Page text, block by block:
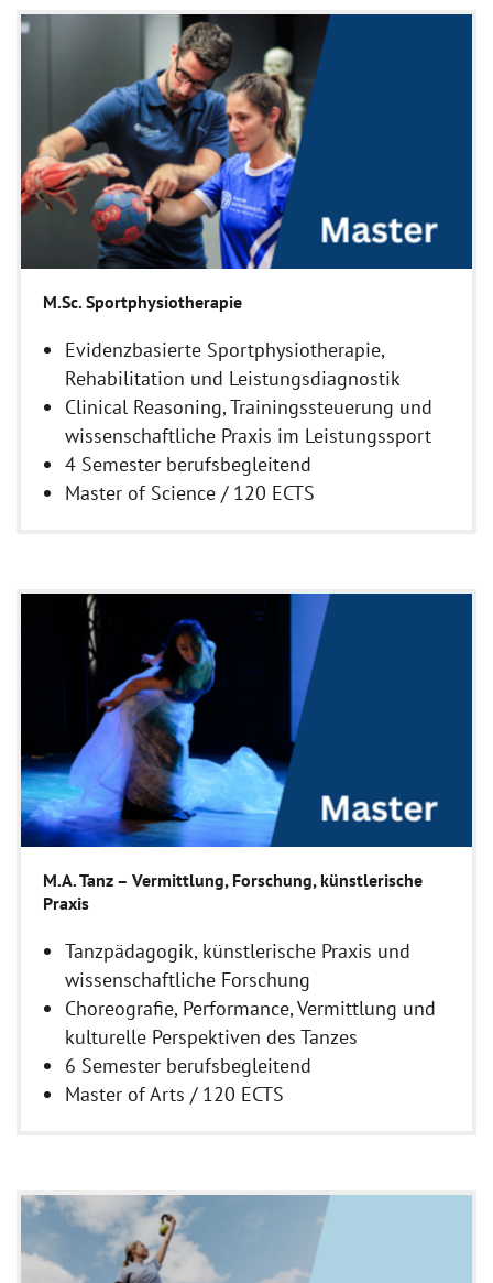
M.Sc. Sportphysiotherapie
Evidenzbasierte Sportphysiotherapie,
Rehabilitation und Leistungsdiagnostik
Clinical Reasoning, Trainingssteuerung und
wissenschaftliche Praxis im Leistungssport
4 Semester berufsbegleitend
Master of Science / 120 ECTS
M.A. Tanz – Vermittlung, Forschung, künstlerische
Praxis
Tanzpädagogik, künstlerische Praxis und
wissenschaftliche Forschung
Choreografie, Performance, Vermittlung und
kulturelle Perspektiven des Tanzes
6 Semester berufsbegleitend
Master of Arts / 120 ECTS